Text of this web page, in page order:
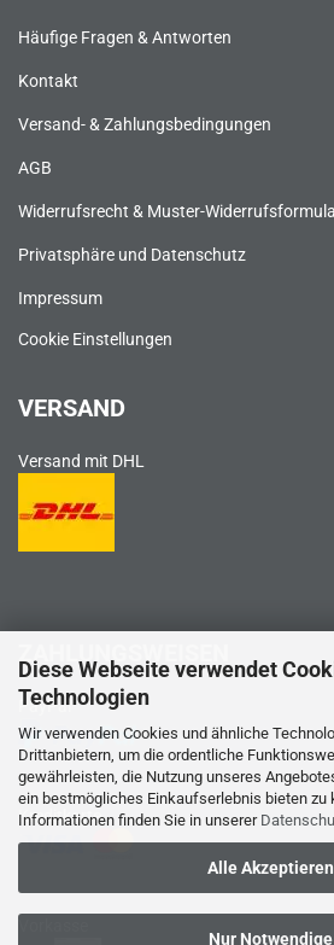
Diese Webseite verwendet
Technologien
Wir verwenden Cookies und ähnliche
Drittanbietern, um die ordentliche
gewährleisten, die Nutzung unseres
ein bestmögliches Einkaufserlebnis bieten zu
Informationen finden Sie in unserer
Alle Akzeptieren
Nur Notwendige
Häufige Fragen & Antworten
Kontakt
Versand- & Zahlungsbedingungen
AGB
Widerrufsrecht & Muster-
Privatsphäre und Datenschutz
Impressum
Cookie Einstellungen
VERSAND
Versand mit DHL
ZAHLUNGSWEISEN
PayPal
Kreditkarte